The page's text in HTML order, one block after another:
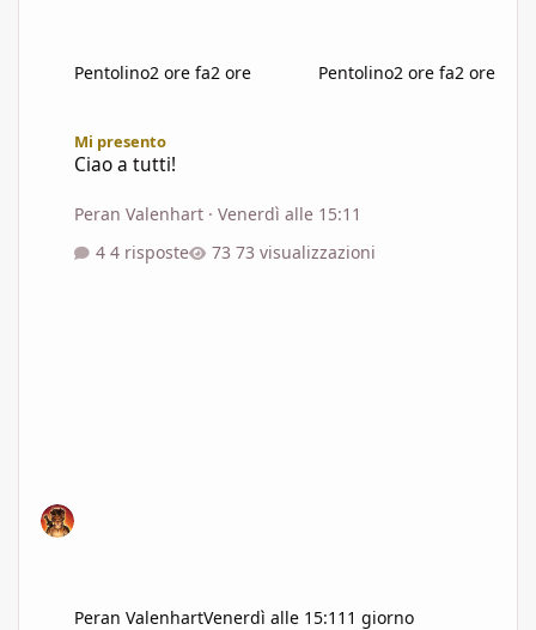
Pentolino2 ore fa2 ore Pentolino2 ore fa2 ore
Mi presento
Ciao a tutti!
Peran Valenhart ·Venerdì alle 15:11
4 risposte
73 visualizzazioni
Peran ValenhartVenerdì alle 15:11 1 giorno